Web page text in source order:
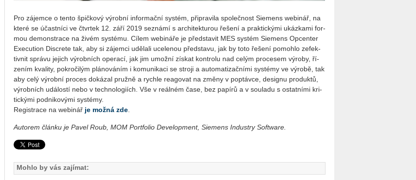
Pro zá­jem­ce o tento špič­ko­vý vý­rob­ní in­for­mač­ní sys­tém, při­pra­vi­la spo­leč­nost Si­e­mens webi­nář, na
které se účast­ní­ci ve čtvr­tek 12. září 2019 se­zná­mí s ar­chi­tek­tu­rou ře­še­ní a prak­tic­ký­mi ukáz­ka­mi for­
mou de­mon­stra­ce na živém sys­té­mu. Cílem webi­ná­ře je před­sta­vit MES sys­tém Si­e­mens Op­cen­ter
Execu­ti­on Dis­cre­te tak, aby si zá­jem­ci udě­la­li uce­le­nou před­sta­vu, jak by toto ře­še­ní po­moh­lo ze­fek­
tiv­nit sprá­vu je­jich vý­rob­ních ope­ra­cí, jak jim umož­ní zís­kat kon­t­ro­lu nad celým pro­ce­sem vý­ro­by, ří­
ze­ním kva­li­ty, po­kro­či­lým plá­no­vá­ním i ko­mu­ni­ka­ci se stro­ji a au­to­ma­ti­zač­ní­mi sys­témy ve vý­ro­bě, tak
aby celý vý­rob­ní pro­ces do­ká­zal pruž­ně a rych­le re­a­go­vat na změny v po­ptáv­ce, de­sig­nu pro­duk­tů,
vý­rob­ních udá­los­tí nebo v tech­no­lo­gi­ích. Vše v re­ál­ném čase, bez pa­pí­rů a v sou­la­du s ostat­ní­mi kri­
tic­ký­mi pod­ni­ko­vý­mi sys­témy.
Re­gis­tra­ce na webi­nář je možná zde
Autorem článku je Pavel Roub, MOM Portfolio Development, Siemens Industry Software.
Mohlo by vás zajímat: